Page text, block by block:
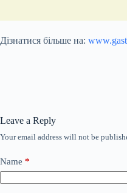
Дізнатися більше на:
Leave a Reply
Your email address will not be
Name *